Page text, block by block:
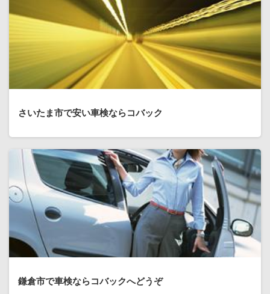
さいたま市で安い車検ならコバック
鎌倉市で車検ならコバックへどうぞ